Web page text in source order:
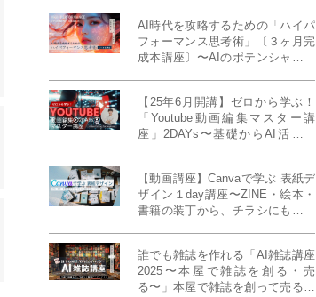
AI時代を攻略するための「ハイパ
フォーマンス思考術」〔３ヶ月完
成本講座〕〜AIのポテンシャルを
【25年6月開講】ゼロから学ぶ！
「Youtube動画編集マスター講
座」2DAYs〜基礎からAI活用ま
【動画講座】Canvaで学ぶ 表紙デ
ザイン１day講座〜ZINE・絵本・
書籍の装丁から、チラシにも活か
誰でも雑誌を作れる「AI雑誌講座
2025〜本屋で雑誌を創る・売
る〜」本屋で雑誌を創って売る！